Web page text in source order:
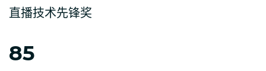
直播技术先锋奖
85